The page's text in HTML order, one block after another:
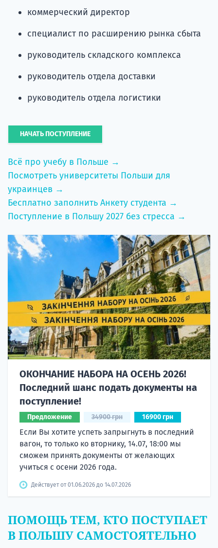
коммерческий директор
специалист по расширению рынка сбыта
руководитель складского комплекса
руководитель отдела доставки
руководитель отдела логистики
НАЧАТЬ ПОСТУПЛЕНИЕ
Всё про учебу в Польше →
Посмотреть университеты Польши для
украинцев →
Бесплатно заполнить Анкету студента →
Поступление в Польшу 2027 без стресса →
ОКОНЧАНИЕ НАБОРА НА ОСЕНЬ 2026!
Последний шанс подать документы на
поступление!
Предложение 34900 грн 16900 грн
Если Вы хотите успеть запрыгнуть в последний
вагон, то только ко вторнику, 14.07, 18:00 мы
сможем принять документы от желающих
учиться с осени 2026 года.
Действует от 01.06.2026 до 14.07.2026
ПОМОЩЬ ТЕМ, КТО ПОСТУПАЕТ
В ПОЛЬШУ САМОСТОЯТЕЛЬНО